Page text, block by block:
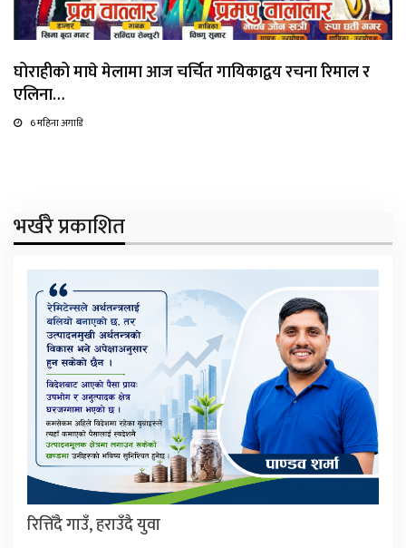
घोराहीको माघे मेलामा आज चर्चित गायिकाद्वय रचना रिमाल र
एलिना…
6 महिना अगाडि
भर्खरै प्रकाशित
रित्तिँदै गाउँ, हराउँदै युवा